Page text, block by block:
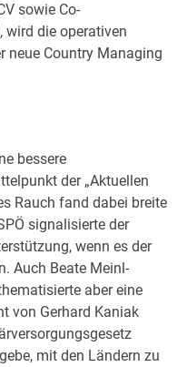
sowie Co-
wird die operativen
neue Country Managing
bessere
der „Aktuellen
Rauch fand dabei breite
signalisierte der
wenn es der
Auch Beate Meinl-
aber eine
von Gerhard Kaniak
mit den Ländern zu